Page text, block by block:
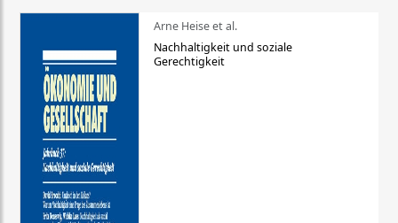
Arne Heise et al.
Nachhaltigkeit und soziale
Gerechtigkeit